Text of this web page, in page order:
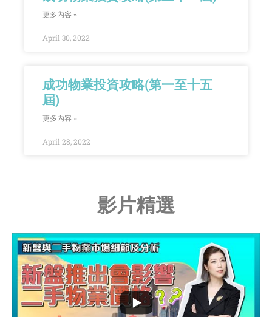
更多內容 »
April 30, 2022
成功物業投資攻略(第一至十五
屆)
更多內容 »
April 28, 2022
影片精選